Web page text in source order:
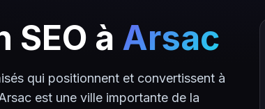
SEO à Arsac
qui positionnent et convertissent à
est une ville importante de la